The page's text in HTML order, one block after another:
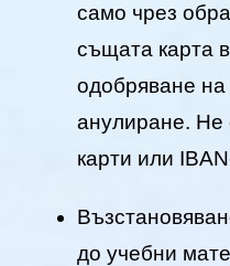
само чрез
същата карта
одобряване на
анулиране. Не
карти или
до учебни